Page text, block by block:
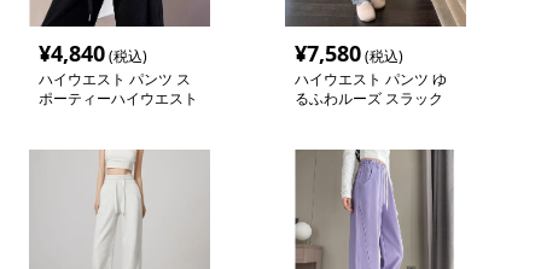
¥4,840(税込)
ハイウエスト パンツ ス
ポーティーハイウエスト
¥7,580(税込)
ハイウエスト パンツ ゆ
るふわルーズ スラック